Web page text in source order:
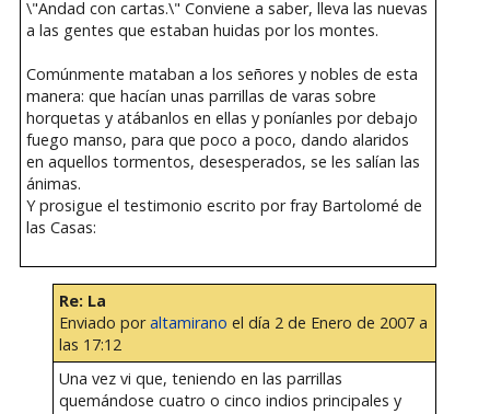
\"Andad con cartas.\" Conviene a saber, lleva las nuevas
a las gentes que estaban huidas por los montes.
Comúnmente mataban a los señores y nobles de esta
manera: que hacían unas parrillas de varas sobre
horquetas y atábanlos en ellas y poníanles por debajo
fuego manso, para que poco a poco, dando alaridos
en aquellos tormentos, desesperados, se les salían las
ánimas.
Y prosigue el testimonio escrito por fray Bartolomé de
las Casas:
Re: La
Enviado poraltamirano el día 2 de Enero de 2007 a
las 17:12
Una vez vi que, teniendo en las parrillas
quemándose cuatro o cinco indios principales y